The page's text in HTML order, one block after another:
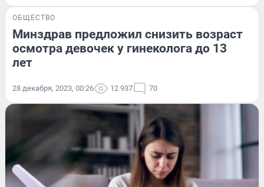
ОБЩЕСТВО
Минздрав предложил снизить возраст
осмотра девочек у гинеколога до 13
лет
28 декабря, 2023, 00:26 12 937 70